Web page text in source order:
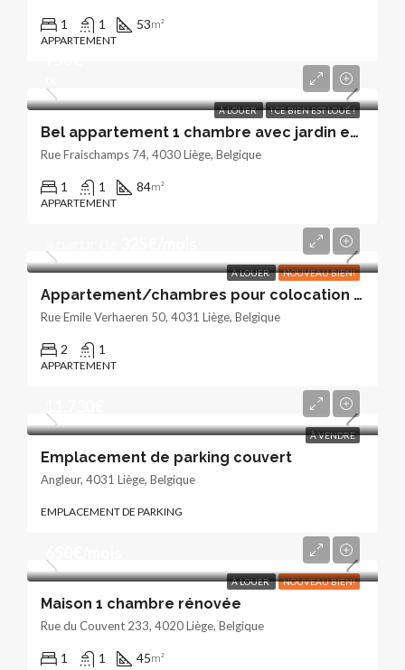
1 1 53m²
APPARTEMENT
À LOUER ! CE BIEN EST LOUÉ !
Bel appartement 1 chambre avec jardin et garage
Rue Fraischamps 74, 4030 Liège, Belgique
1 1 84m²
APPARTEMENT
À LOUER NOUVEAU BIEN!
Appartement/chambres pour colocation dans le centre d’Angleur
Rue Emile Verhaeren 50, 4031 Liège, Belgique
2 1
APPARTEMENT
À VENDRE
Emplacement de parking couvert
Angleur, 4031 Liège, Belgique
EMPLACEMENT DE PARKING
À LOUER NOUVEAU BIEN!
Maison 1 chambre rénovée
Rue du Couvent 233, 4020 Liège, Belgique
1 1 45m²